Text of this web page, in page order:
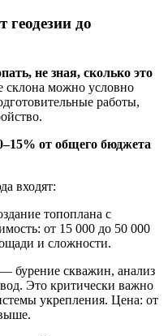
геодезии до
не зная, сколько это
склона можно условно
работы,
от общего бюджета
входят:
топоплана с
от 15 000 до 50 000
и сложности.
— бурение скважин, анализ
Это критически важно
укрепления. Цена: от